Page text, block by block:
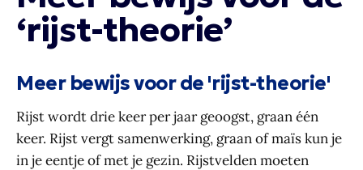
‘rijst-theorie’
Meer bewijs voor de 'rijst-theorie'
Rijst wordt drie keer per jaar geoogst, graan één
keer. Rijst vergt samenwerking, graan of maïs kun je
in je eentje of met je gezin. Rijstvelden moeten